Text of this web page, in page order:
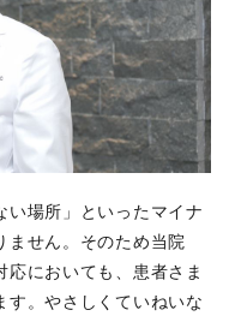
い場所」といったマイナ
ません。そのため当院
においても、患者さま
す。やさしくていねいな